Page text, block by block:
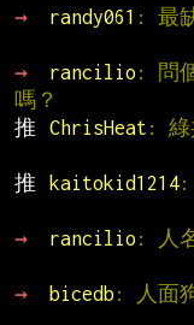
→
randy061 : 最
→
rancilio : 問
嗎？
推
ChrisHeat : 綠
推
kaitokid1214:
→
rancilio : 人
→
bicedb : 人面